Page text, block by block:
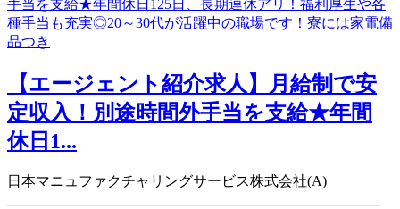
【エージェント紹介求人】月給制で安
定収入！別途時間外手当を支給★年間
休日1...
日本マニュファクチャリングサービス株式会社(A)